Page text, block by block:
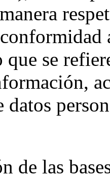
que se
datos
de las